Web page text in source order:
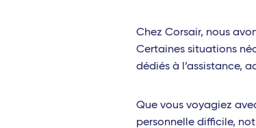
Chez Corsair, nous
Certaines situations
dédiés à l’assistance,
Que vous voyagiez
personnelle difficile,